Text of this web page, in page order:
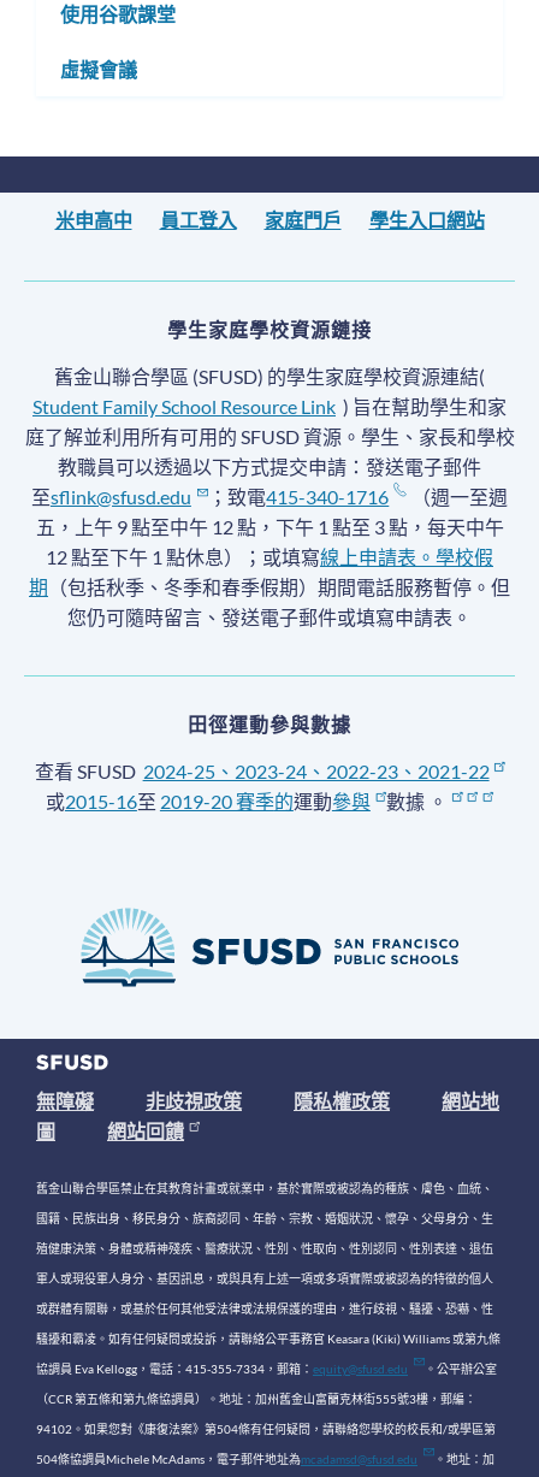
使用谷歌課堂
虛擬會議
米申高中 員工登入 家庭門戶 學生入口網站
學生家庭學校資源鏈接
舊金山聯合學區 (SFUSD) 的學生家庭學校資源連結(
Student Family School Resource Link ) 旨在幫助學生和家
庭了解並利用所有可用的 SFUSD 資源。學生、家長和學校
教職員可以透過以下方式提交申請：發送電子郵件
至sflink@sfusd.edu ；致電415-340-1716
（週一至週
五，上午 9 點至中午 12 點，下午 1 點至 3 點，每天中午
12 點至下午 1 點休息）；或填寫線上申請表。 學校假
期 （包括秋季、冬季和春季假期）期間電話服務暫停 。但
您仍可隨時留言、發送電子郵件或填寫申請表。
田徑運動參與數據
查看 SFUSD 2024-25、2023-24、2022-23、2021-22
或2015-16至 2019-20 賽季的運動參與 數據 。
無障礙 非歧視政策 隱私權政策
網站地
圖
網站回饋
舊金山聯合學區禁止在其教育計畫或就業中，基於實際或被認為的種族、膚色、血統、
國籍、民族出身、移民身分、族裔認同、年齡、宗教、婚姻狀況、懷孕、父母身分、生
殖健康決策、身體或精神殘疾、醫療狀況、性別、性取向、性別認同、性別表達、退伍
軍人或現役軍人身分、基因訊息，或與具有上述一項或多項實際或被認為的特徵的個人
或群體有關聯，或基於任何其他受法律或法規保護的理由，進行歧視、騷擾、恐嚇、性
騷擾和霸凌。如有任何疑問或投訴，請聯絡公平事務官 Keasara (Kiki) Williams 或第九條
協調員 Eva Kellogg，電話：415-355-7334，郵箱： equity@sfusd.edu 。公平辦公室
（CCR 第五條和第九條協調員）。地址：加州舊金山富蘭克林街555號3樓，郵編：
94102。如果您對《康復法案》第504條有任何疑問，請聯絡您學校的校長和/或學區第
504條協調員Michele McAdams，電子郵件地址為mcadamsd@sfusd.edu 。地址：加